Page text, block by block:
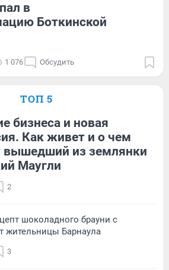
в
Боткинской
1 076 Обсудить
ТОП 5
бизнеса и новая
Как живет и о чем
вышедший из землянки
Маугли
2
шоколадного брауни с
жительницы Барнаула
3